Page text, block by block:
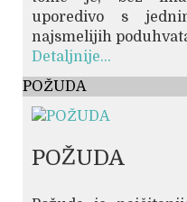
uporedivo s
najsmelijih
Detaljnije...
POŽUDA
POŽUDA